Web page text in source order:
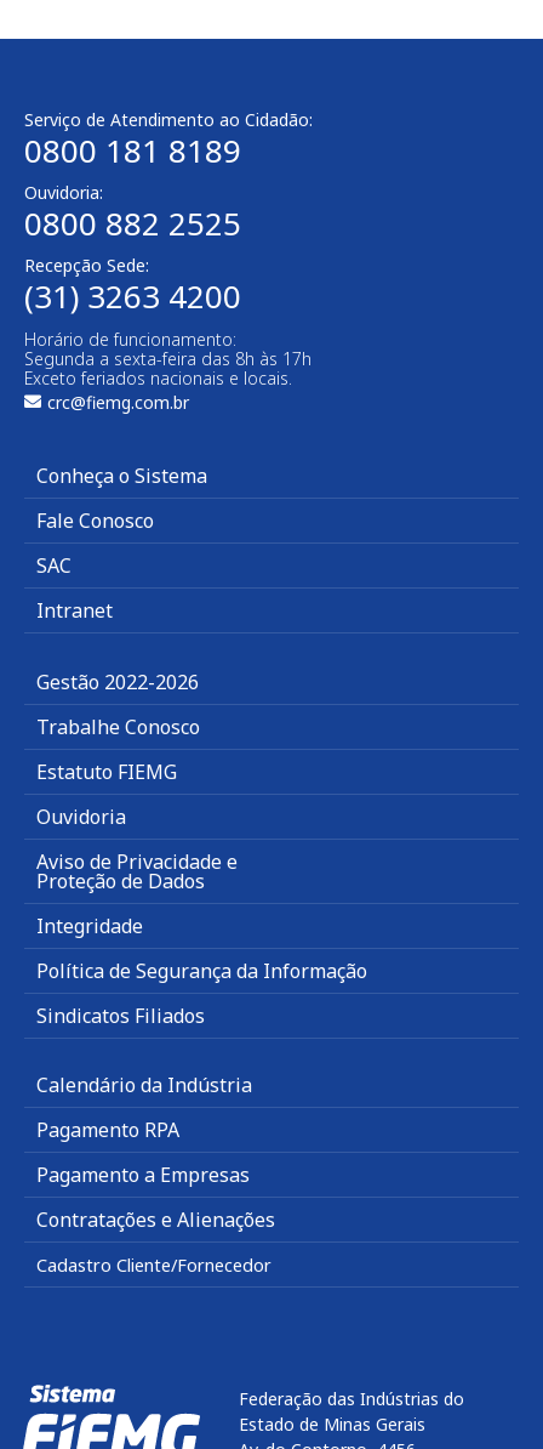
Serviço de Atendimento ao Cidadão:
0800 181 8189
Ouvidoria:
0800 882 2525​
Recepção Sede:
(31) 3263 4200
Horário de funcionamento:
Segunda a sexta-feira das 8h às 17h
Exceto feriados nacionais e locais.
crc@fiemg.com.br
Conheça o Sistema
Fale Conosco
SAC
Intranet
Gestão 2022-2026
Trabalhe Conosco
Estatuto FIEMG
Ouvidoria
Aviso de Privacidade e
Proteção de Dados
Integridade
Política de Segurança da Informação
Sindicatos Filiados
Calendário da Indústria
Pagamento RPA
Pagamento a Empresas
Contratações e Alienações
Cadastro Cliente/Fornecedor
Federação das Indústrias do
Estado de Minas Gerais